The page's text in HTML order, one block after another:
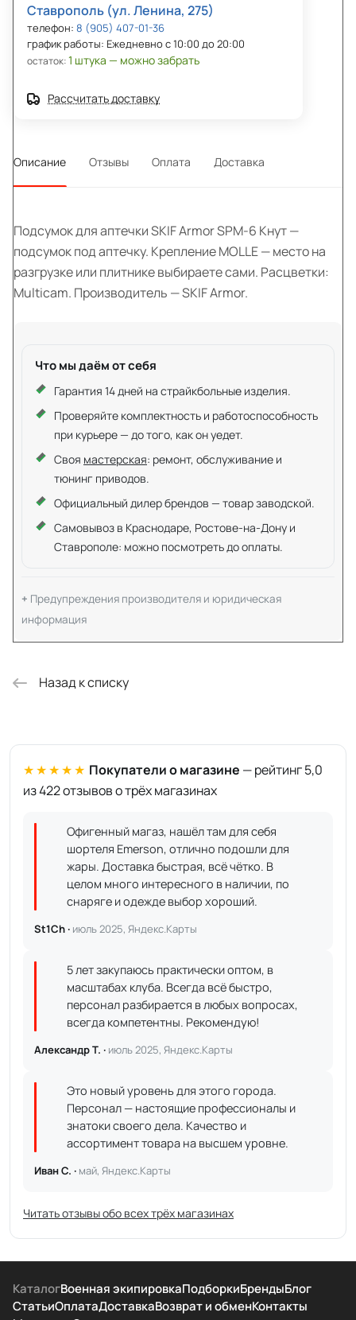
Ставрополь (ул. Ленина, 275)
телефон: 8 (905) 407-01-36
график работы: Ежедневно с 10:00 до 20:00
остаток:1 штука — можно забрать
Рассчитать доставку
Описание Отзывы Оплата Доставка
Подсумок для аптечки SKIF Armor SPM-6 Кнут —
подсумок под аптечку. Крепление MOLLE — место на
разгрузке или плитнике выбираете сами. Расцветки:
Multicam. Производитель — SKIF Armor.
Что мы даём от себя
Гарантия 14 дней на страйкбольные изделия.
Проверяйте комплектность и работоспособность
при курьере — до того, как он уедет.
Своя мастерская: ремонт, обслуживание и
тюнинг приводов.
Официальный дилер брендов — товар заводской.
Самовывоз в Краснодаре, Ростове-на-Дону и
Ставрополе: можно посмотреть до оплаты.
Предупреждения производителя и юридическая
информация
Назад к списку
★★★★★ Покупатели о магазине — рейтинг 5,0
из 422 отзывов о трёх магазинах
Офигенный магаз, нашёл там для себя
шортеля Emerson, отлично подошли для
жары. Доставка быстрая, всё чётко. В
целом много интересного в наличии, по
снаряге и одежде выбор хороший.
St1Ch · июль 2025, Яндекс.Карты
5 лет закупаюсь практически оптом, в
масштабах клуба. Всегда всё быстро,
персонал разбирается в любых вопросах,
всегда компетентны. Рекомендую!
Александр Т. · июль 2025, Яндекс.Карты
Это новый уровень для этого города.
Персонал — настоящие профессионалы и
знатоки своего дела. Качество и
ассортимент товара на высшем уровне.
Иван С. · май, Яндекс.Карты
Читать отзывы обо всех трёх магазинах
КаталогВоенная экипировкаПодборкиБрендыБлог
СтатьиОплатаДоставкаВозврат и обменКонтакты